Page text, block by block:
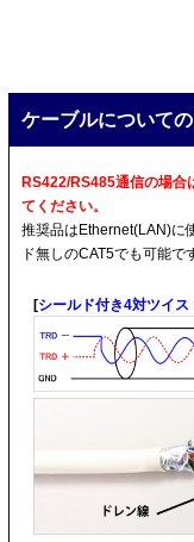
ケーブルについて
RS422/RS485通信の場合
てください。
推奨品はEthernet(LAN)に
ド無しのCAT5でも可能で
[シールド付き4対ツイス